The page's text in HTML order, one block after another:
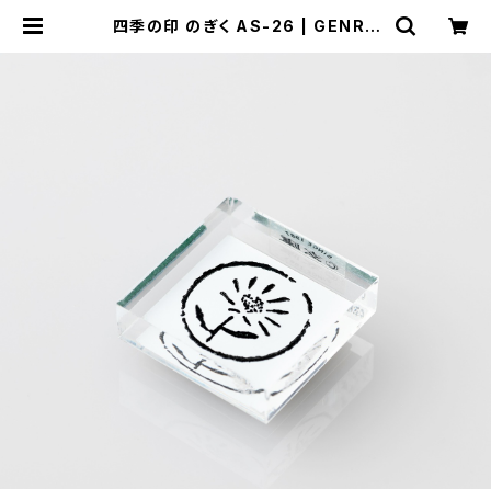
四季の印 のぎく AS-26 | GENRO